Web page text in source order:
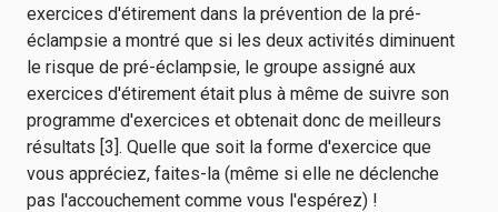
exercices d'étirement dans la prévention de la pré-
éclampsie a montré que si les deux activités diminuent
le risque de pré-éclampsie, le groupe assigné aux
exercices d'étirement était plus à même de suivre son
programme d'exercices et obtenait donc de meilleurs
résultats [3]. Quelle que soit la forme d'exercice que
vous appréciez, faites-la (même si elle ne déclenche
pas l'accouchement comme vous l'espérez) !